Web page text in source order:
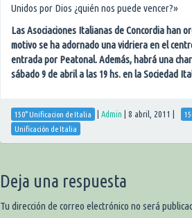
Unidos por Dios ¿quién nos puede vencer?»
Las Asociaciones Italianas de Concordia han
motivo se ha adornado una vidriera en el
entrada por Peatonal. Además, habrá una
sábado 9 de abril a las 19 hs. en la Sociedad
150° Unificacion de Italia Admin 8 abril, 2011
Unificación de Italia
Deja una respuesta
Tu dirección de correo electrónico no será